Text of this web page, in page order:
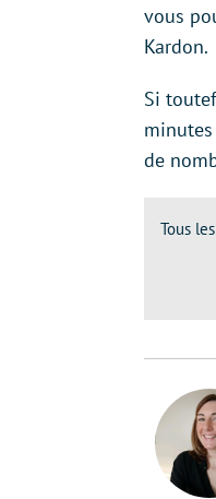
vous
Kardon.
Si
de
Tous